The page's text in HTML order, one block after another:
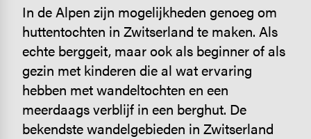
In de Alpen zijn mogelijkheden genoeg om
huttentochten in Zwitserland te maken. Als
echte berggeit, maar ook als beginner of als
gezin met kinderen die al wat ervaring
hebben met wandeltochten en een
meerdaags verblijf in een berghut. De
bekendste wandelgebieden in Zwitserland